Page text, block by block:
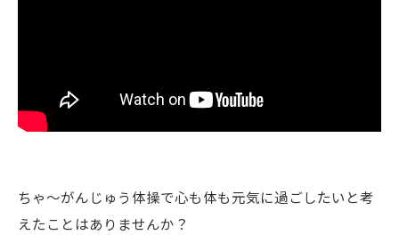
ちゃ～がんじゅう体操で心も体も元気に過ごしたいと考
えたことはありませんか？